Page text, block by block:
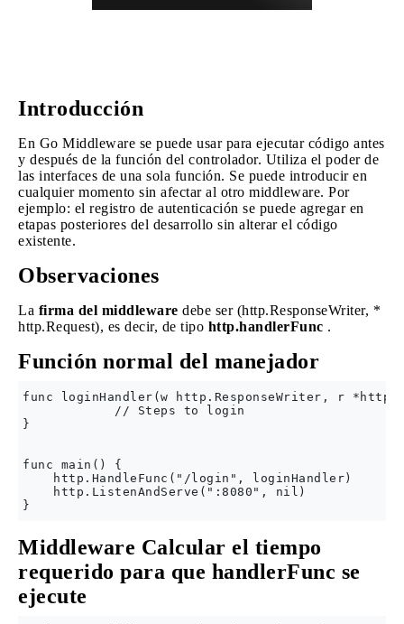
Introducción
En Go Middleware se puede usar para ejecutar código antes
y después de la función del controlador. Utiliza el poder de
las interfaces de una sola función. Se puede introducir en
cualquier momento sin afectar al otro middleware. Por
ejemplo: el registro de autenticación se puede agregar en
etapas posteriores del desarrollo sin alterar el código
existente.
Observaciones
La firma del middleware debe ser (http.ResponseWriter, *
http.Request), es decir, de tipo http.handlerFunc .
Función normal del manejador
func loginHandler(w http.ResponseWriter, r
            // Steps to login
}
func main() {
    http.HandleFunc("/login", loginHandler)
    http.ListenAndServe(":8080", nil)
Middleware Calcular el tiempo
requerido para que handlerFunc se
ejecute